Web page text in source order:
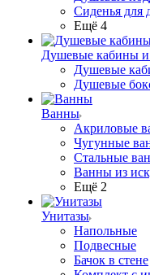
Сиденья для
Ещё 4
Душевые кабины
Душевые
Душевые
Ванны
Акриловые
Чугунные
Стальные
Ванны из
Ещё 2
Унитазы
Напольные
Подвесные
Бачок в стене